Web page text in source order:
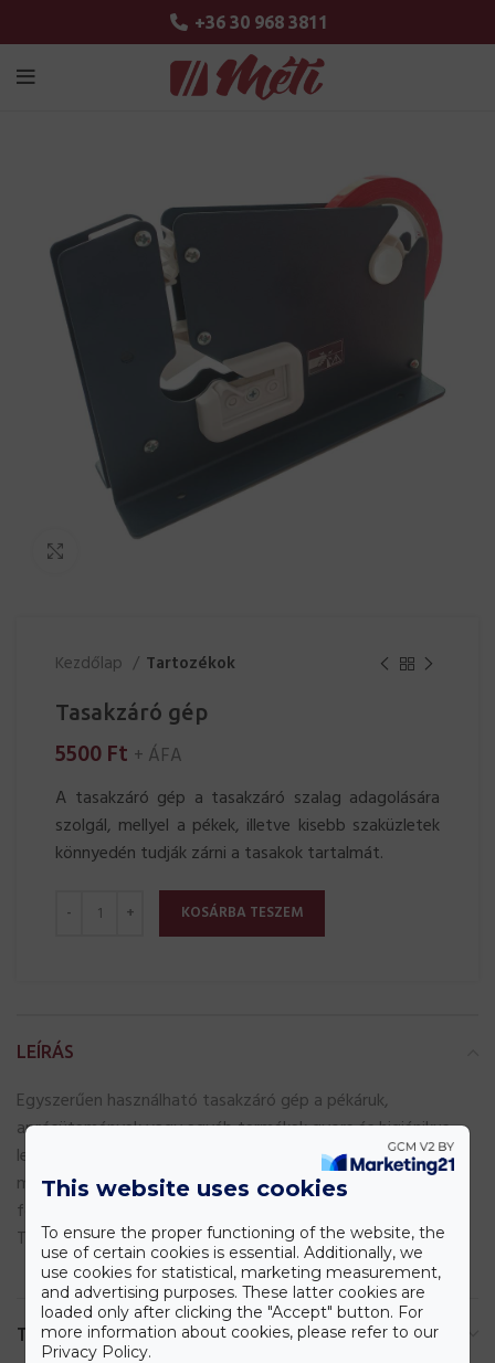
+36 30 968 3811
Kezdőlap Tartozékok
Tasakzáró gép
5500Ft + ÁFA
A tasakzáró gép a tasakzáró szalag adagolására
szolgál, mellyel a pékek, illetve kisebb szaküzletek
könnyedén tudják zárni a tasakok tartalmát.
KOSÁRBA TESZEM
LEÍRÁS
Egyszerűen használható tasakzáró gép a pékáruk,
aprósütemények vagy egyéb termékek gyors és higiénikus
lezárásához. A gép adagolja a tasakzáró szalagot,
megkönnyítve ezzel a kisüzemi vagy bolti csomagolási
folyamatot. Ideális pékek és kisebb szaküzletek számára.
Tekintse megtovábbi tartozékainkatis!
TOVÁBBI INFORMÁCIÓK
This website uses cookies
To ensure the proper functioning of the website, the
use of certain cookies is essential. Additionally, we
use cookies for statistical, marketing measurement,
and advertising purposes. These latter cookies are
loaded only after clicking the "Accept" button. For
more information about cookies, please refer to our
Privacy Policy.